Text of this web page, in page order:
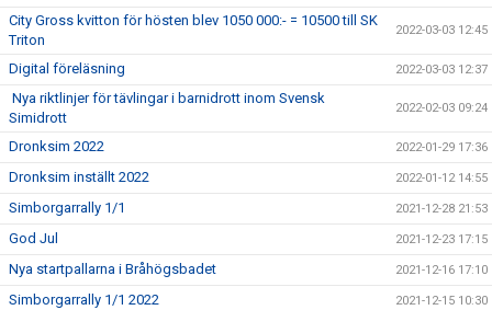
City Gross kvitton för hösten blev 1050 000:- = 10500 till SK
Triton
2022-03-03 12:45
Digital föreläsning 2022-03-03 12:37
Nya riktlinjer för tävlingar i barnidrott inom Svensk
Simidrott
2022-02-03 09:24
Dronksim 2022 2022-01-29 17:36
Dronksim inställt 2022 2022-01-12 14:55
Simborgarrally 1/1 2021-12-28 21:53
God Jul 2021-12-23 17:15
Nya startpallarna i Bråhögsbadet 2021-12-16 17:10
Simborgarrally 1/1 2022 2021-12-15 10:30